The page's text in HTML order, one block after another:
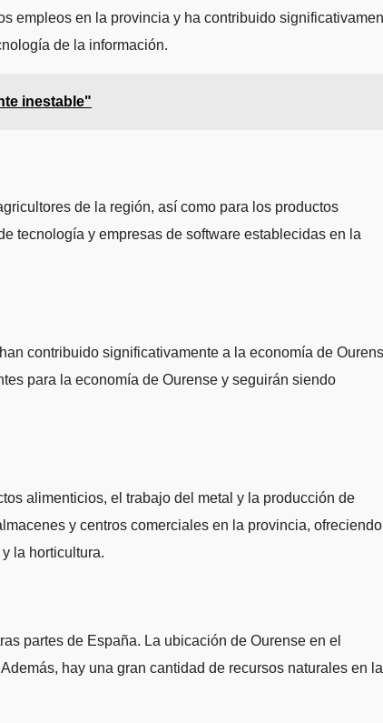
empleos en la provincia y ha contribuido
de la información.
inestable"
de la región, así como para los productos
tecnología y empresas de software establecidas en la
contribuido significativamente a la economía de
para la economía de Ourense y seguirán siendo
alimenticios, el trabajo del metal y la producción de
y centros comerciales en la provincia, ofreciendo
la horticultura.
partes de España. La ubicación de Ourense en el
hay una gran cantidad de recursos naturales en la